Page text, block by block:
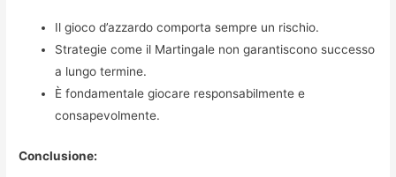
Il gioco d’azzardo comporta sempre un rischio.
Strategie come il Martingale non garantiscono successo
a lungo termine.
È fondamentale giocare responsabilmente e
consapevolmente.
Conclusione: